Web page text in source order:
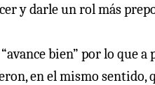
y darle un rol más
bien” por lo que a
en el mismo sentido,